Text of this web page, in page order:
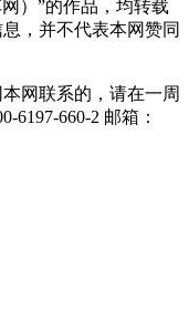
）”的作品，均转载
，并不代表本网赞同
网联系的，请在一周
6197-660-2 邮箱：